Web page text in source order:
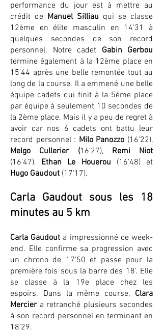
performance du jour est à mettre au
crédit de Manuel Silliau qui se classe
12ème en élite masculin en 14'31 à
quelques secondes de son record
personnel. Notre cadet Gabin Gerbou
termine également à la 12ème place en
15'44 après une belle remontée tout au
long de la course. Il a emmené une belle
équipe cadets qui finit à la 5ème place
par équipe à seulement 10 secondes de
la 2ème place. Mais il y a peu de regret à
avoir car nos 6 cadets ont battu leur
record personnel : Milo Panozzo (16'22),
Melgo Cullerier (16'27), Remi Niot
(16'47), Ethan Le Houerou (16'48) et
Hugo Gaudout (17'17).
Carla Gaudout sous les 18
minutes au 5 km
Carla Gaudout a impressionné ce week-
end. Elle confirme sa progression avec
un chrono de 17’50 et passe pour la
première fois sous la barre des 18’. Elle
se classe à la 19e place chez les
espoirs. Dans la même course, Clara
Merciera retranché plusieurs secondes
à son record personnel en terminant en
18’29.